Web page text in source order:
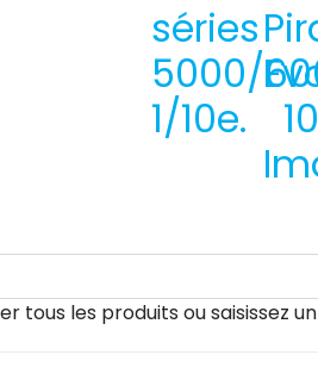
séries
5000/
1/10e.
10
tous les produits ou